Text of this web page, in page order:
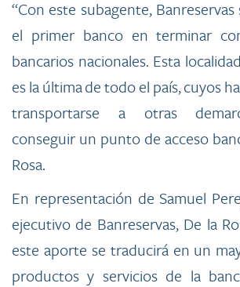
“Con este subagente,
el primer banco en terminar
bancarios nacionales. Esta
es la última de todo el país, cuyos
transportarse a otras
conseguir un punto de acceso
Rosa.
En representación de Samuel
ejecutivo de Banreservas, De la
este aporte se traducirá en un
productos y servicios de la